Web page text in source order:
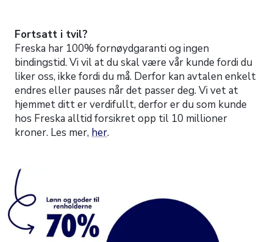
Fortsatt i tvil?
Freska har 100% fornøydgaranti og ingen
bindingstid. Vi vil at du skal være vår kunde fordi du
liker oss, ikke fordi du må. Derfor kan avtalen enkelt
endres eller pauses når det passer deg. Vi vet at
hjemmet ditt er verdifullt, derfor er du som kunde
hos Freska alltid forsikret opp til 10 millioner
kroner. Les mer, her.